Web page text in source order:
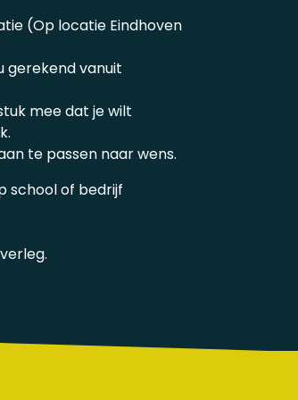
(Op locatie Eindhoven
gerekend vanuit
mee dat je wilt
te passen naar wens.
school of bedrijf